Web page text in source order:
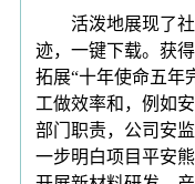
活泼地展现了社
迹，一键下载。获
拓展“十年使命五年
工做效率和，例如
部门职责，公司安
一步明白项目平安